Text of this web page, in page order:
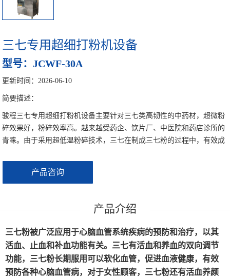
中药超细打粉机
小型超微粉碎机系列
中型超微粉碎机系列
大型超微粉碎机系列
制冷机
三七专用超细打粉机设备
型号：JCWF-30A
更新时间：2026-06-10
简要描述：
骏程三七专用超细打粉机设备主要针对三七类高韧性的中药材，超微粉
碎效果好，粉碎效率高。越来越受药企、饮片厂、中医院和药店诊所的
青睐。由于采用超低温粉碎技术，三七在制成三七粉的过程中，有效成
产品咨询
三七粉被广泛应用于心脑血管系统疾病的预防和治疗，以其
活血、止血和补血功能有关。三七有活血和养血的双向调节
功能，三七粉长期服用可以软化血管，促进血液健康，有效
预防各种心脑血管病，对于女性顾客，三七粉还有活血养颜